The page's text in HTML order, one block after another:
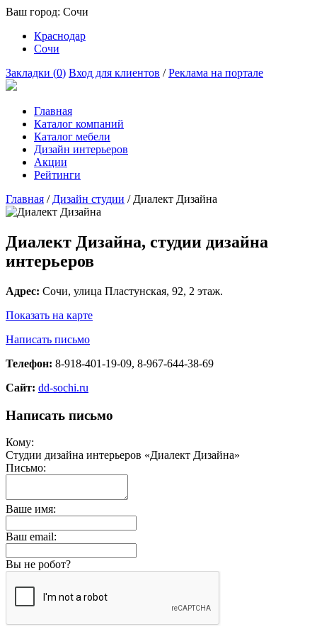
Ваш город: Сочи
Краснодар
Сочи
Закладки (0) Вход для клиентов /Реклама на портале
Главная
Каталог компаний
Каталог мебели
Дизайн интерьеров
Акции
Рейтинги
Главная / Дизайн студии / Диалект Дизайна
Диалект Дизайна, студии дизайна
интерьеров
Адрес: Сочи, улица Пластунская, 92, 2 этаж.
Показать на карте
Написать письмо
Телефон: 8-918-401-19-09, 8-967-644-38-69
Сайт: dd-sochi.ru
Написать письмо
Кому:
Студии дизайна интерьеров «Диалект Дизайна»
Письмо:
Ваше имя:
Ваш email:
Вы не робот?